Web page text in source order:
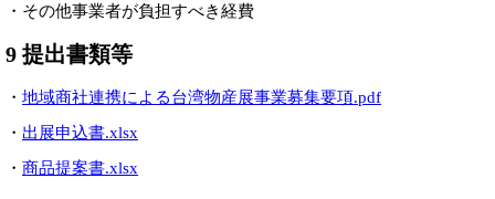
・その他事業者が負担すべき経費
9 提出書類等
・ 地域商社連携による台湾物産展事業募集要項.pdf
・ 出展申込書.xlsx
・ 商品提案書.xlsx